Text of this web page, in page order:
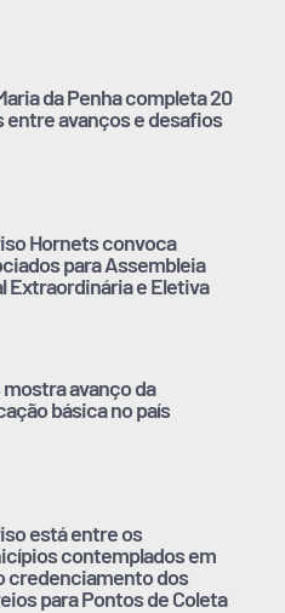
da Penha completa 20
entre avanços e desafios
Hornets convoca
para Assembleia
Extraordinária e Eletiva
mostra avanço da
básica no país
está entre os
contemplados em
credenciamento dos
para Pontos de Coleta